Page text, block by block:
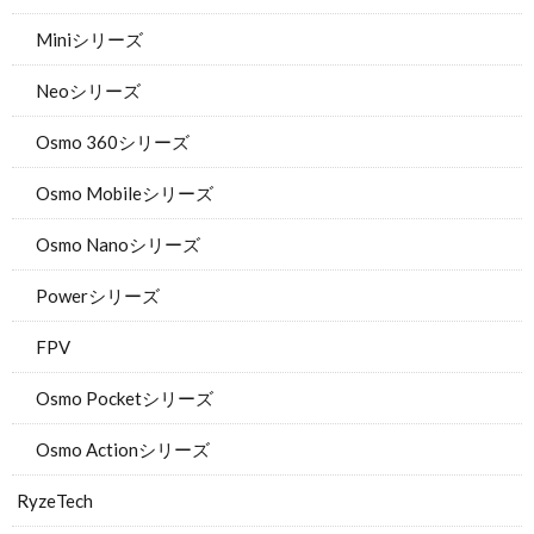
Miniシリーズ
Neoシリーズ
Osmo 360シリーズ
Osmo Mobileシリーズ
Osmo Nanoシリーズ
Powerシリーズ
FPV
Osmo Pocketシリーズ
Osmo Actionシリーズ
RyzeTech